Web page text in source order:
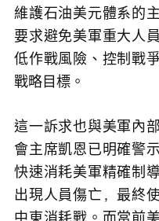
維護石油美元體系的
要求避免美軍重大人
低作戰風險、控制戰
戰略目標。
這一訴求也與美軍內
會主席凱恩已明確警
快速消耗美軍精確制
出現人員傷亡，最終
中東消耗戰。而當前